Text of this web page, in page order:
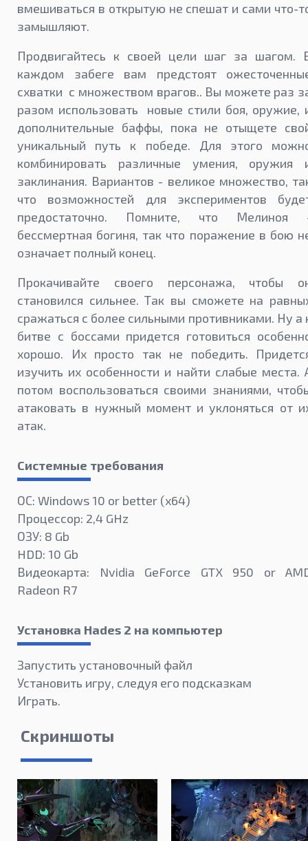
вмешиваться в открытую не спешат и сами что-
замышляют.
Продвигайтесь к своей цели шаг за шагом.
каждом забеге вам предстоят
схватки с множеством врагов.. Вы можете раз
разом использовать новые стили боя, оружие,
дополнительные баффы, пока не отыщете
уникальный путь к победе. Для этого
комбинировать различные умения, оружия
заклинания. Вариантов - великое множество,
что возможностей для экспериментов
предостаточно. Помните, что Мелиноя
бессмертная богиня, так что поражение в бою
означает полный конец.
Прокачивайте своего персонажа, чтобы
становился сильнее. Так вы сможете на
сражаться с более сильными противниками. Ну а
битве с боссами придется готовиться
хорошо. Их просто так не победить.
изучить их особенности и найти слабые места.
потом воспользоваться своими знаниями,
атаковать в нужный момент и уклоняться от
атак.
Системные требования
ОС: Windows 10 or better (х64)
Процессор: 2,4 GHz
ОЗУ: 8 Gb
HDD: 10 Gb
Видеокарта: Nvidia GeForce GTX 950 or
Radeon R7
Установка Hades 2 на компьютер
Запустить установочный файл
Установить игру, следуя его подсказкам
Играть.
Скриншоты